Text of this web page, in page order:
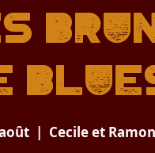
  |
Cecile et